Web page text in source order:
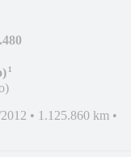
¹
• 1.125.860 km •